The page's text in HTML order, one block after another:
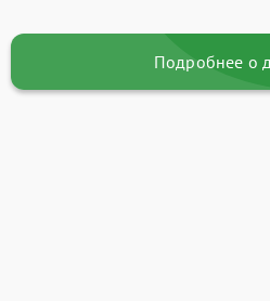
Подробнее о